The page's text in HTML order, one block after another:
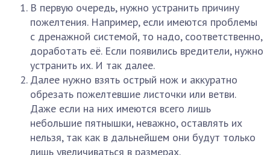
В первую очередь, нужно устранить причину
пожелтения. Например, если имеются проблемы
с дренажной системой, то надо, соответственно,
доработать её. Если появились вредители, нужно
устранить их. И так далее.
Далее нужно взять острый нож и аккуратно
обрезать пожелтевшие листочки или ветви.
Даже если на них имеются всего лишь
небольшие пятнышки, неважно, оставлять их
нельзя, так как в дальнейшем они будут только
лишь увеличиваться в размерах.